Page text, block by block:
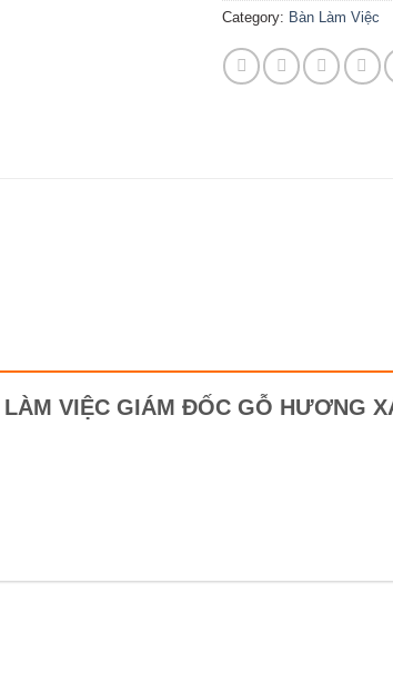
Category: Bàn Làm Việc
VIỆC GIÁM ĐỐC GỖ HƯƠNG